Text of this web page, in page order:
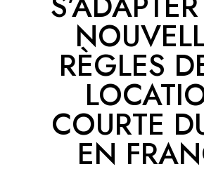
RÈGLES
COURTE
EN